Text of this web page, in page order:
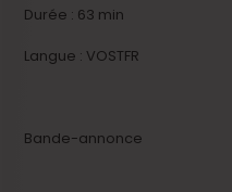
Durée : 63 min
Langue : VOSTFR
Bande-annonce